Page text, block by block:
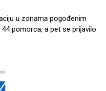
u zonama pogođenim
pomorca, a pet se prijavilo